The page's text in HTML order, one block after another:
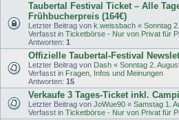
Taubertal Festival Ticket – Alle
Frühbucherpreis (164€)
Letzter Beitrag von k.weissbach « Sonntag
Verfasst in Ticketbörse - Nur von Privat für
Antworten: 1
Offizielle Taubertal-Festival
Letzter Beitrag von Dash « Sonntag 2.
Verfasst in Fragen, Infos und Meinungen
Antworten: 15
Verkaufe 3 Tages-Ticket inkl.
Letzter Beitrag von JoWue90 « Samstag 1.
Verfasst in Ticketbörse - Nur von Privat für